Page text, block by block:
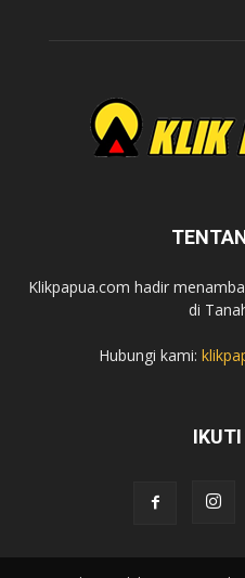
Klikpapua.com hadir
di
Hubungi kami: